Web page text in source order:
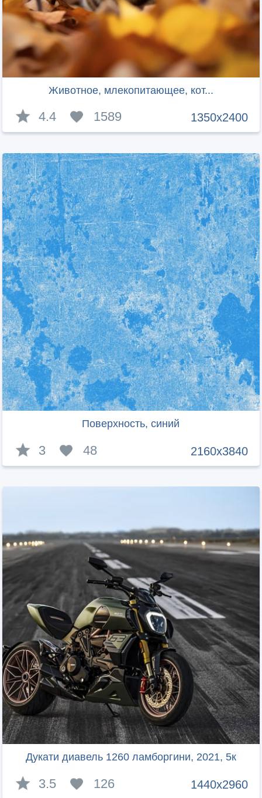
Животное, млекопитающее, кот...
1350x2400
4.4 1589
Поверхность, синий
2160x3840
3 48
Дукати диавель 1260 ламборгини, 2021, 5к
1440x2960
3.5 126